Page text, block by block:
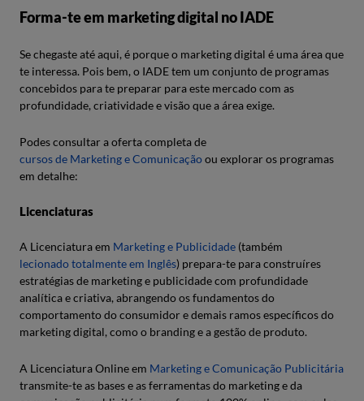
Forma-te em marketing digital no IADE
Se chegaste até aqui, é porque o marketing digital é uma área que
te interessa. Pois bem, o IADE tem um conjunto de programas
concebidos para te preparar para este mercado com as
profundidade, criatividade e visão que a área exige.
Podes consultar a oferta completa de
cursos de Marketing e Comunicaçãoou explorar os programas
em detalhe:
Licenciaturas
A Licenciatura em Marketing e Publicidade (também
lecionado totalmente em Inglês) prepara-te para construíres
estratégias de marketing e publicidade com profundidade
analítica e criativa, abrangendo os fundamentos do
comportamento do consumidor e demais ramos específicos do
marketing digital, como o branding e a gestão de produto.
A Licenciatura Online em Marketing e Comunicação Publicitária
transmite-te as bases e as ferramentas do marketing e da